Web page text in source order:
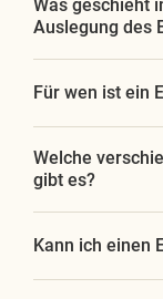
Was geschieht
Auslegung des
Für wen ist ein
Welche
gibt es?
Kann ich einen